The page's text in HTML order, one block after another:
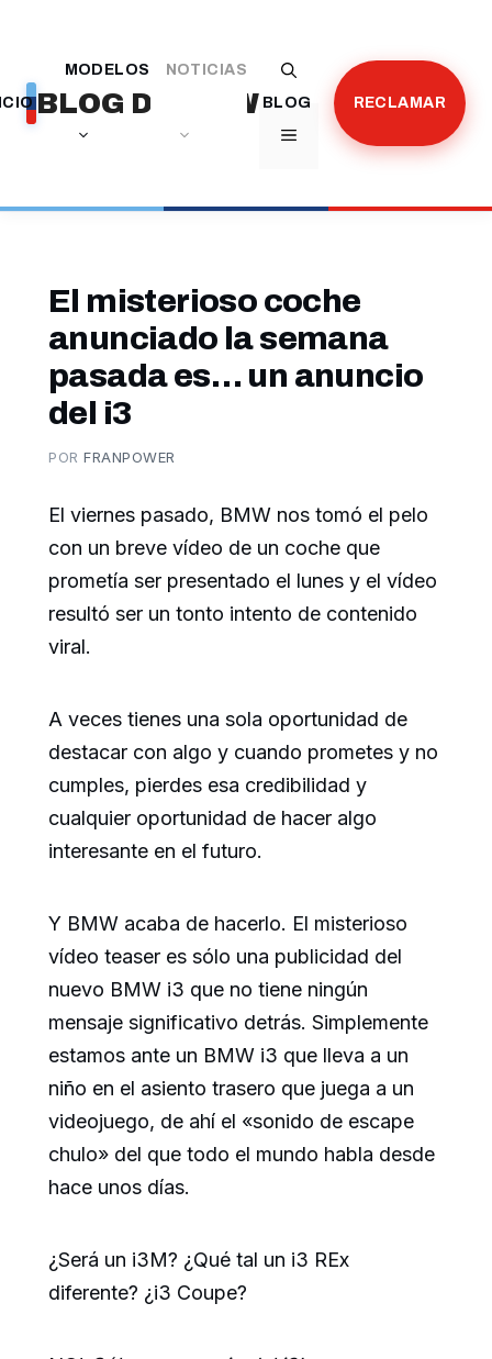
contenido
BLOG DE BMW
MENÚ
MODELOS
NOTICIAS
BLOG
RECLAMAR
El misterioso coche
anunciado la semana
pasada es… un anuncio
del i3
PORFRANPOWER
El viernes pasado, BMW nos tomó el pelo
con un breve vídeo de un coche que
prometía ser presentado el lunes y el vídeo
resultó ser un tonto intento de contenido
viral.
A veces tienes una sola oportunidad de
destacar con algo y cuando prometes y no
cumples, pierdes esa credibilidad y
cualquier oportunidad de hacer algo
interesante en el futuro.
Y BMW acaba de hacerlo. El misterioso
vídeo teaser es sólo una publicidad del
nuevo BMW i3 que no tiene ningún
mensaje significativo detrás. Simplemente
estamos ante un BMW i3 que lleva a un
niño en el asiento trasero que juega a un
videojuego, de ahí el «sonido de escape
chulo» del que todo el mundo habla desde
hace unos días.
¿Será un i3M? ¿Qué tal un i3 REx
diferente? ¿i3 Coupe?